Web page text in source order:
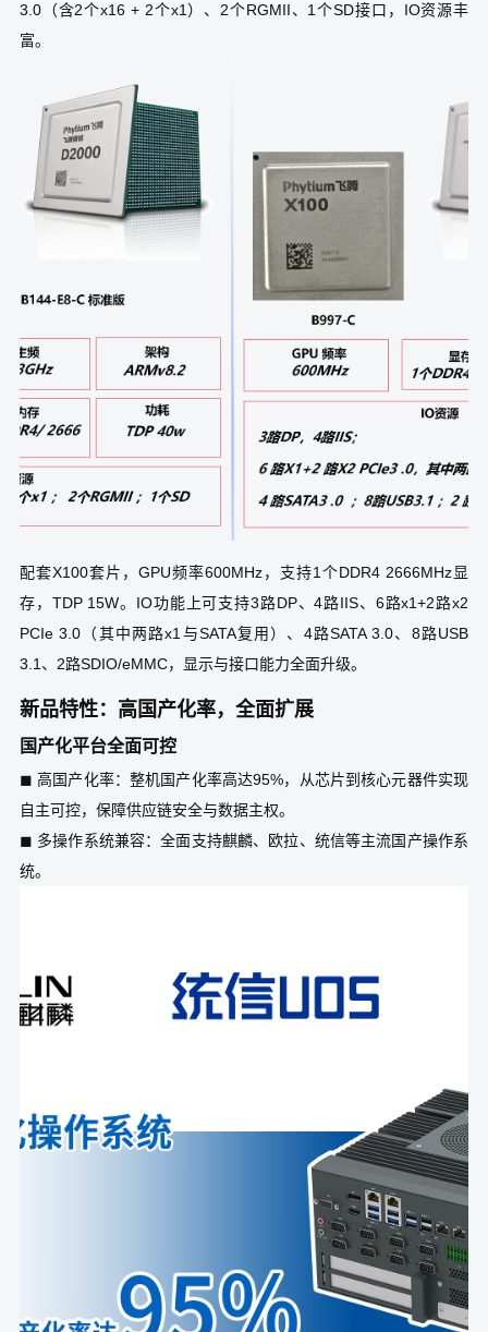
3.0（含2个x16 + 2个x1）、2个RGMII、1个SD接口，IO资源丰
富。
配套X100套片，GPU频率600MHz，支持1个DDR4 2666MHz显
存，TDP 15W。IO功能上可支持3路DP、4路IIS、6路x1+2路x2
PCIe 3.0（其中两路x1与SATA复用）、4路SATA 3.0、8路USB
3.1、2路SDIO/eMMC，显示与接口能力全面升级。
新品特性：高国产化率，全面扩展
国产化平台全面可控
◼ 高国产化率：整机国产化率高达95%，从芯片到核心元器件实现
自主可控，保障供应链安全与数据主权。
◼ 多操作系统兼容：全面支持麒麟、欧拉、统信等主流国产操作系
统。